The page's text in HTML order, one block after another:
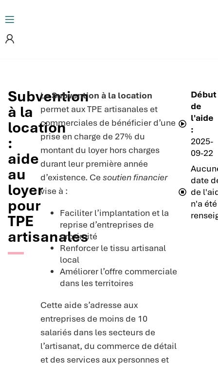
Subvention
à la
location
:
aide
au
loyer
pour
TPE
artisanales
LaSubvention à la location
permet aux TPE artisanales et
commerciales de bénéficier d’une
prise en charge de 27% du
montant du loyer hors charges
durant leur première année
d’existence. Ce soutien financier
vise à :
Faciliter l’implantation et la
reprise d’entreprises de
proximité
Renforcer le tissu artisanal
local
Améliorer l’offre commerciale
dans les territoires
Cette aide s’adresse aux
entreprises de moins de 10
salariés dans les secteurs de
l’artisanat, du commerce de détail
et des services aux personnes et
Début
de
l'aide
:
2025-
09-22
date
de
n'a été